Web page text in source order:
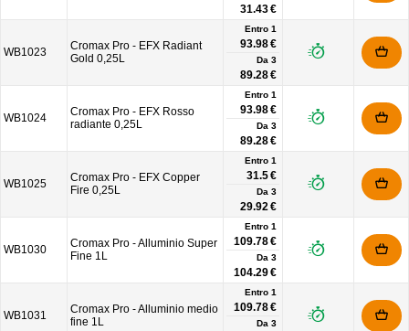
31.43 €
WB1023
Cromax Pro - EFX Radiant
Gold 0,25L
Entro 1
93.98 €
Da 3
89.28 €
WB1024
Cromax Pro - EFX Rosso
radiante 0,25L
Entro 1
93.98 €
Da 3
89.28 €
WB1025
Cromax Pro - EFX Copper
Fire 0,25L
Entro 1
31.5 €
Da 3
29.92 €
WB1030
Cromax Pro - Alluminio Super
Fine 1L
Entro 1
109.78 €
Da 3
104.29 €
WB1031
Cromax Pro - Alluminio medio
fine 1L
Entro 1
109.78 €
Da 3